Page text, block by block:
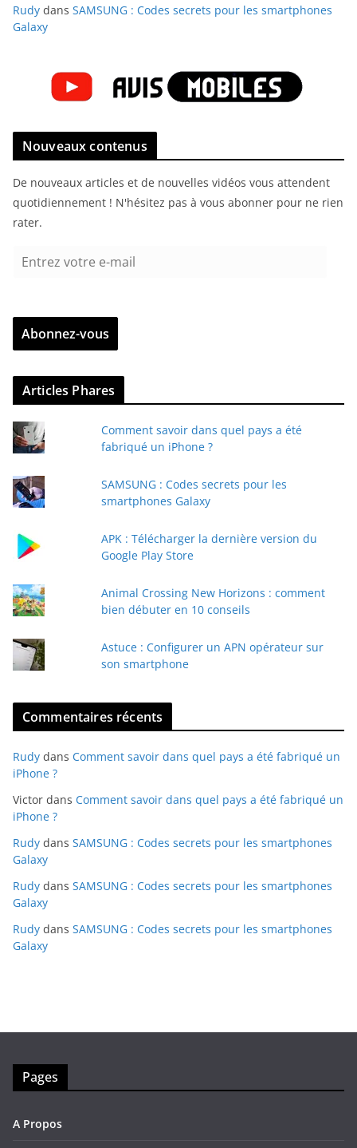
Rudy dans SAMSUNG : Codes secrets pour les smartphones
Galaxy
Nouveaux contenus
De nouveaux articles et de nouvelles vidéos vous attendent
quotidiennement ! N'hésitez pas à vous abonner pour ne rien
rater.
r
z
v
r
e
e
a
Abonnez-vous
Articles Phares
Comment savoir dans quel pays a été
fabriqué un iPhone ?
SAMSUNG : Codes secrets pour les
smartphones Galaxy
APK : Télécharger la dernière version du
Google Play Store
Animal Crossing New Horizons : comment
bien débuter en 10 conseils
Astuce : Configurer un APN opérateur sur
son smartphone
Commentaires récents
Rudy dans Comment savoir dans quel pays a été fabriqué un
iPhone ?
Victor dans Comment savoir dans quel pays a été fabriqué un
iPhone ?
Rudy dans SAMSUNG : Codes secrets pour les smartphones
Galaxy
Rudy dans SAMSUNG : Codes secrets pour les smartphones
Galaxy
Rudy dans SAMSUNG : Codes secrets pour les smartphones
Galaxy
Pages
A Propos